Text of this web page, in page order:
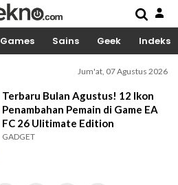
Games Sains Geek Indeks
Jum'at, 07 Agustus 2026
Terbaru Bulan Agustus! 12 Ikon
Penambahan Pemain di Game EA
FC 26 Ulitimate Edition
GADGET